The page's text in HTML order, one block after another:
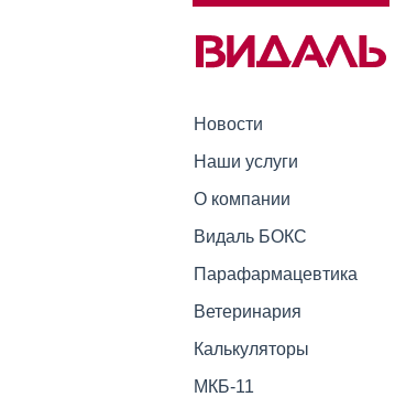
Новости
Наши услуги
О компании
Видаль БОКС
Парафармацевтика
Ветеринария
Калькуляторы
МКБ-11